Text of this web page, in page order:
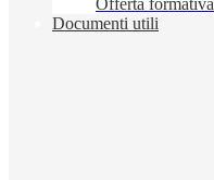
Offerta formativa
Documenti utili